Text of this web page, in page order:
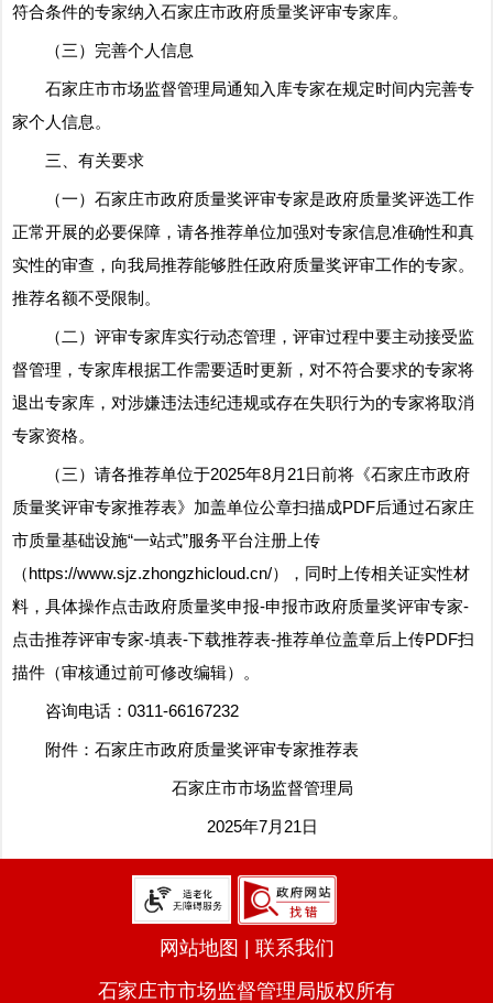
符合条件的专家纳入石家庄市政府质量奖评审专家库。
（三）完善个人信息
石家庄市市场监督管理局通知入库专家在规定时间内完善专
家个人信息。
三、有关要求
（一）石家庄市政府质量奖评审专家是政府质量奖评选工作
正常开展的必要保障，请各推荐单位加强对专家信息准确性和真
实性的审查，向我局推荐能够胜任政府质量奖评审工作的专家。
推荐名额不受限制。
（二）评审专家库实行动态管理，评审过程中要主动接受监
督管理，专家库根据工作需要适时更新，对不符合要求的专家将
退出专家库，对涉嫌违法违纪违规或存在失职行为的专家将取消
专家资格。
（三）请各推荐单位于2025年8月21日前将《石家庄市政府
质量奖评审专家推荐表》加盖单位公章扫描成PDF后通过石家庄
市质量基础设施“一站式”服务平台注册上传
（https://www.sjz.zhongzhicloud.cn/），同时上传相关证实性材
料，具体操作点击政府质量奖申报-申报市政府质量奖评审专家-
点击推荐评审专家-填表-下载推荐表-推荐单位盖章后上传PDF扫
描件（审核通过前可修改编辑）。
咨询电话：0311-66167232
附件：石家庄市政府质量奖评审专家推荐表
石家庄市市场监督管理局
2025年7月21日